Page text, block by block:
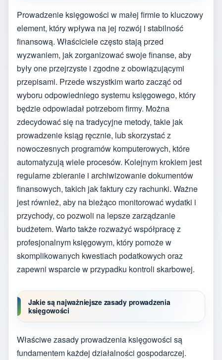
Prowadzenie księgowości w małej firmie to kluczowy
element, który wpływa na jej rozwój i stabilność
finansową. Właściciele często stają przed
wyzwaniem, jak zorganizować swoje finanse, aby
były one przejrzyste i zgodne z obowiązującymi
przepisami. Przede wszystkim warto zacząć od
wyboru odpowiedniego systemu księgowego, który
będzie odpowiadał potrzebom firmy. Można
zdecydować się na tradycyjne metody, takie jak
prowadzenie ksiąg ręcznie, lub skorzystać z
nowoczesnych programów komputerowych, które
automatyzują wiele procesów. Kolejnym krokiem jest
regularne zbieranie i archiwizowanie dokumentów
finansowych, takich jak faktury czy rachunki. Ważne
jest również, aby na bieżąco monitorować wydatki i
przychody, co pozwoli na lepsze zarządzanie
budżetem. Warto także rozważyć współpracę z
profesjonalnym księgowym, który pomoże w
skomplikowanych kwestiach podatkowych oraz
zapewni wsparcie w przypadku kontroli skarbowej.
Jakie są najważniejsze zasady prowadzenia
księgowości
Właściwe zasady prowadzenia księgowości są
fundamentem każdej działalności gospodarczej.